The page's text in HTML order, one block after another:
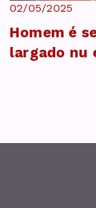
02/05/2025
Homem é
largado nu